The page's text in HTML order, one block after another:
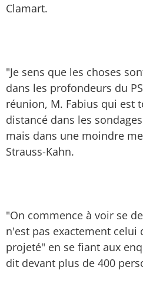
Clamart.
"Je sens que les choses
dans les profondeurs du
réunion, M. Fabius qui est
distancé dans les
mais dans une moindre
Strauss-Kahn.
"On commence à voir se
n'est pas exactement celui
projeté" en se fiant aux
dit devant plus de 400